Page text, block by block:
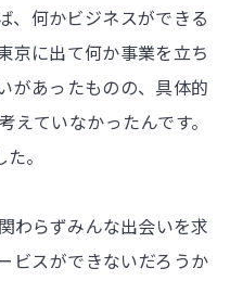
、何かビジネスができる
京に出て何か事業を立ち
があったものの、具体的
ていなかったんです。
。
わらずみんな出会いを求
ビスができないだろうか